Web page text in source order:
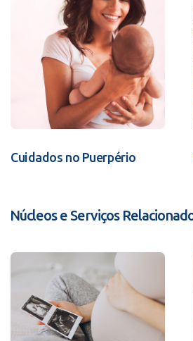
Cuidados no Puerpério
Núcleos e Serviços